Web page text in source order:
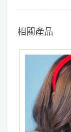
相關產品